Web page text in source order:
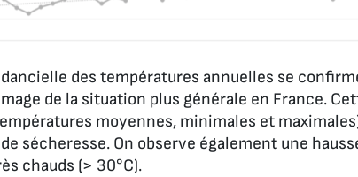
des températures annuelles se
de la situation plus générale en France.
moyennes, minimales et
sécheresse. On observe également une
chauds (> 30°C).